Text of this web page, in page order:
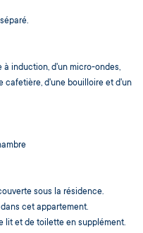
induction, d'un micro-ondes,
cafetière, d'une bouilloire et d'un
sous la résidence.
cet appartement.
lit et de toilette en supplément.